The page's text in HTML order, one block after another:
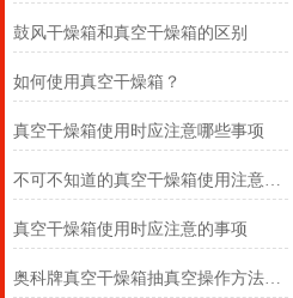
鼓风干燥箱和真空干燥箱的区别
如何使用真空干燥箱？
真空干燥箱使用时应注意哪些事项
不可不知道的真空干燥箱使用注意事项
真空干燥箱使用时应注意的事项
奥科牌真空干燥箱抽真空操作方法及箱体结构示意图